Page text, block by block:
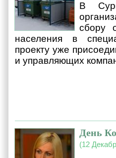
В
сбору
населения в
проекту уже
и управляющих
День
(12